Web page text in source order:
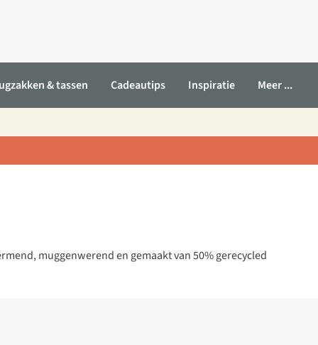
& tassen Cadeautips Inspiratie Meer ...
muggenwerend en gemaakt van 50% gerecycled